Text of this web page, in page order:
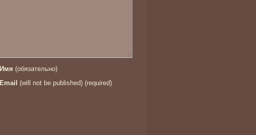
Имя (обязательно)
Email (will not be published) (required)